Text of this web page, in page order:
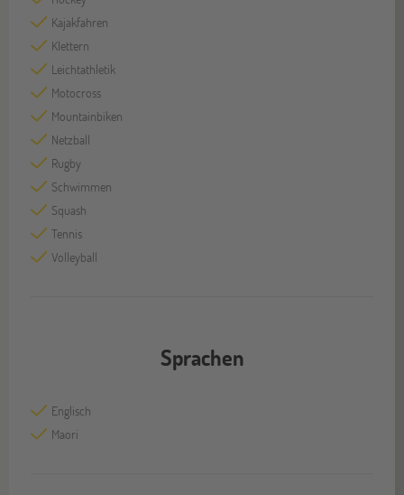
Kajakfahren
Klettern
Leichtathletik
Motocross
Mountainbiken
Netzball
Rugby
Schwimmen
Squash
Tennis
Volleyball
Sprachen
Englisch
Maori